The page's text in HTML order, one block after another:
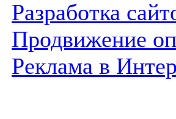
Разработка
Продвижение
Реклама в